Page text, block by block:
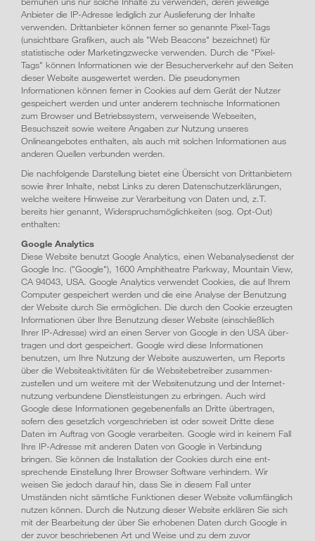
Anbieter die IP-Adresse lediglich zur Auslieferung der Inhalte
verwenden. Drittanbieter können ferner so genannte Pixel-Tags
(unsichtbare Grafiken, auch als "Web Beacons" bezeichnet) für
statistische oder Marketingzwecke verwenden. Durch die "Pixel-
Tags" können Informationen wie der Besucherverkehr auf den Seiten
dieser Website ausgewertet werden. Die pseudonymen
Informationen können ferner in Cookies auf dem Gerät der Nutzer
gespeichert werden und unter anderem technische Informationen
zum Browser und Betriebssystem, verweisende Webseiten,
Besuchszeit sowie weitere Angaben zur Nutzung unseres
Onlineangebotes enthalten, als auch mit solchen Informationen aus
anderen Quellen verbunden werden.
Die nachfolgende Darstellung bietet eine Übersicht von Drittanbietern
sowie ihrer Inhalte, nebst Links zu deren Datenschutzerklärungen,
welche weitere Hinweise zur Verarbeitung von Daten und, z.T.
bereits hier genannt, Widerspruchsmöglichkeiten (sog. Opt-Out)
enthalten:
Google Analytics
Diese Website benutzt Google Analytics, einen Web­analyse­dienst der
Google Inc. ("Google"), 1600 Amphitheatre Parkway, Mountain View,
CA 94043, USA. Google Analytics verwendet Cookies, die auf Ihrem
Computer gespeichert werden und die eine Analyse der Benutzung
der Website durch Sie ermög­lichen. Die durch den Cookie erzeugten
Informa­tionen über Ihre Benutzung dieser Website (einschließlich
Ihrer IP-Adresse) wird an einen Server von Google in den USA über­
tragen und dort gespeichert. Google wird diese Informa­tionen
benutzen, um Ihre Nutzung der Website auszuwerten, um Reports
über die Website­aktivitäten für die Website­betreiber zusammen­
zustellen und um weitere mit der Website­nutzung und der Internet­
nutzung verbundene Dienst­leistungen zu erbringen. Auch wird
Google diese Informationen gegebenen­falls an Dritte übertragen,
sofern dies gesetzlich vorgeschrieben ist oder soweit Dritte diese
Daten im Auftrag von Google verarbeiten. Google wird in keinem Fall
Ihre IP-Adresse mit anderen Daten von Google in Verbindung
bringen. Sie können die Installation der Cookies durch eine ent­
sprechende Ein­stellung Ihrer Browser Software verhindern. Wir
weisen Sie jedoch darauf hin, dass Sie in diesem Fall unter
Umständen nicht sämt­liche Funktionen dieser Website vollum­fänglich
nutzen können. Durch die Nutzung dieser Website erklären Sie sich
mit der Bearbeitung der über Sie erhobenen Daten durch Google in
der zuvor beschriebenen Art und Weise und zu dem zuvor